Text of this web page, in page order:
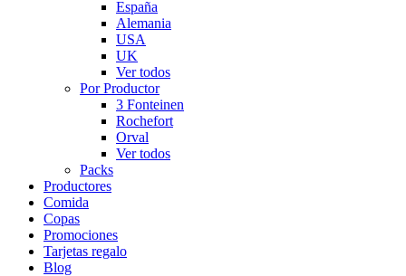
España
Alemania
USA
UK
Ver todos
Por Productor
3 Fonteinen
Rochefort
Orval
Ver todos
Packs
Productores
Comida
Copas
Promociones
Tarjetas regalo
Blog